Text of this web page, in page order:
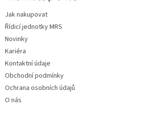
Jak nakupovat
Řídicí jednotky MRS
Novinky
Kariéra
Kontaktní údaje
Obchodní podmínky
Ochrana osobních údajů
O nás